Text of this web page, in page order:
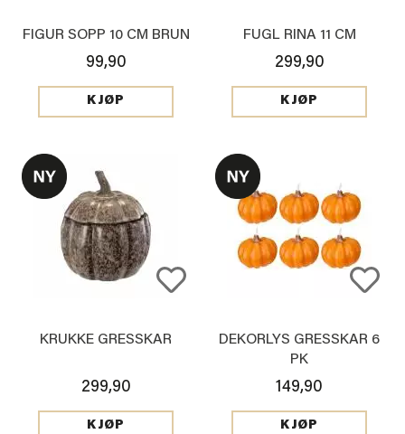
FIGUR SOPP 10 CM BRUN
99,90
KJØP
FUGL RINA 11 CM
299,90
KJØP
KRUKKE GRESSKAR
299,90
KJØP
DEKORLYS GRESSKAR 6
PK
149,90
KJØP